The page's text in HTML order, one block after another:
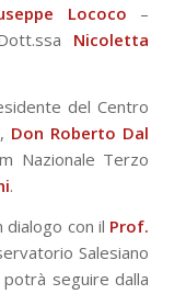
Lococo –
Nicoletta
del Centro
Don Roberto Dal
Nazionale Terzo
.
dialogo con il Prof.
Salesiano
seguire dalla